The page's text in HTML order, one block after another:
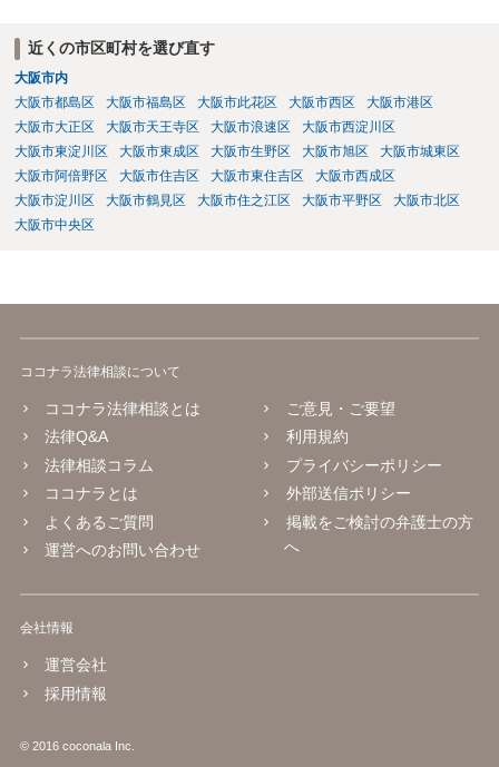
近くの市区町村を選び直す
大阪市内
大阪市都島区
大阪市福島区 大阪市此花区 大阪市西区
大阪市港区
大阪市大正区
大阪市天王寺区 大阪市浪速区
大阪市西淀川区
大阪市東淀川区
大阪市東成区 大阪市生野区 大阪市旭区
大阪市城東区
大阪市阿倍野区
大阪市住吉区 大阪市東住吉区
大阪市西成区
大阪市淀川区
大阪市鶴見区 大阪市住之江区 大阪市平野区
大阪市北区
大阪市中央区
ココナラ法律相談について
ココナラ法律相談とは
法律Q&A
法律相談コラム
ココナラとは
よくあるご質問
運営へのお問い合わせ
ご意見・ご要望
利用規約
プライバシーポリシー
外部送信ポリシー
掲載をご検討の弁護士の方
へ
会社情報
運営会社
採用情報
© 2016 coconala Inc.